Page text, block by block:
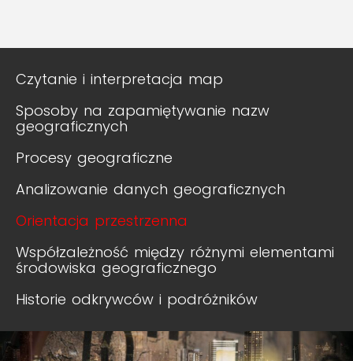
Czytanie i interpretacja map
Sposoby na zapamiętywanie nazw
geograficznych
Procesy geograficzne
Analizowanie danych geograficznych
Orientacja przestrzenna
Współzależność między różnymi elementami
środowiska geograficznego
Historie odkrywców i podróżników